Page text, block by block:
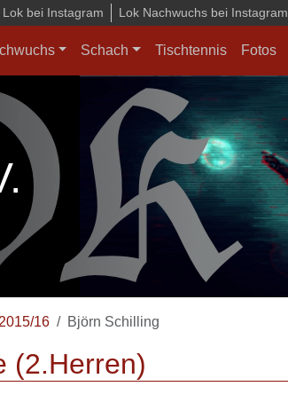
Lok bei Instagram Lok Nachwuchs bei Instagram
Schach Tischtennis Fotos
2015/16 Björn Schilling
(2.Herren)